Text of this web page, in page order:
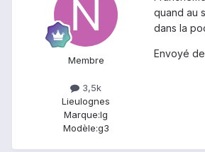
Membre
3,5k
Lieulognes
Marque:lg
Modèle:g3
quand au
dans la
Envoyé